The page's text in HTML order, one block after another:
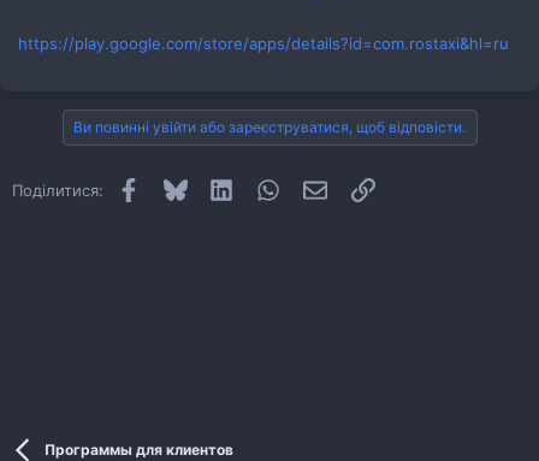
https://play.google.com/store/apps/details?id=com.rostaxi&hl=ru
Ви повинні увійти або зареєструватися, щоб відповісти.
Поділитися: Facebook
Bluesky LinkedInWhatsApp
E-mailПосилання
Программы для клиентов